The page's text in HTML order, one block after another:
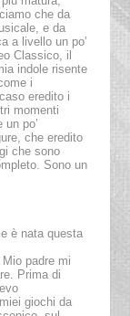
che da
e da
a livello un po’
Classico, il
indole risente
i
eredito i
momenti
po’
che eredito
che sono
Sono un
è nata questa
padre mi
Prima di
giochi da